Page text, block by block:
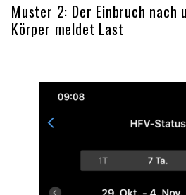
Muster 2: Der Einbruch
Körper meldet Last